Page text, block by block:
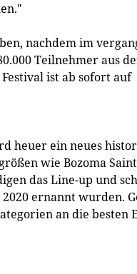
nachdem im
Teilnehmer aus
ist ab sofort auf
heuer ein neues
wie Bozoma
das Line-up und
ernannt wurden.
an die besten